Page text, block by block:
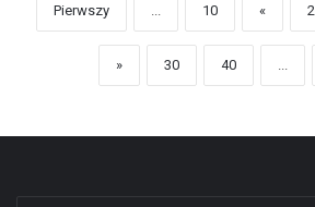
Pierwszy 10 «
» 30 40